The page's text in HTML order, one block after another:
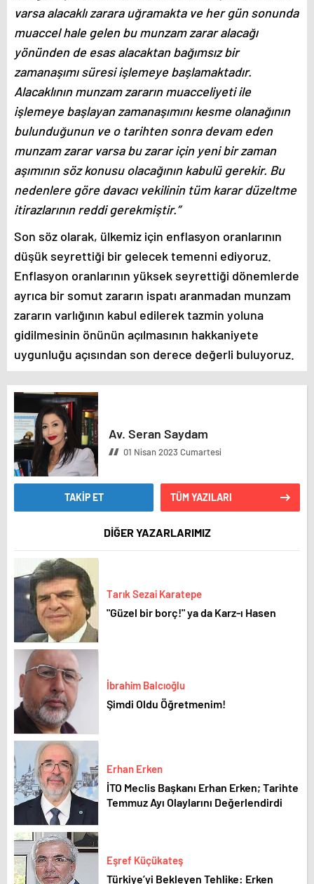
Av. Seran Saydam
01 Nisan 2023 Cumartesi
TAKİP ET TÜM YAZILARI
DİĞER YAZARLARIMIZ
Tarık Sezai Karatepe
"Güzel bir borç!" ya da Karz-ı Hasen
İbrahim Balcıoğlu
Şimdi Oldu Öğretmenim!
Erhan Erken
İTO Meclis Başkanı Erhan Erken; Tarihte
Temmuz Ayı Olaylarını Değerlendirdi
Eşref Küçükateş
Türkiye’yi Bekleyen Tehlike: Erken
varsa alacaklı zarara uğramakta ve her gün sonunda
muaccel hale gelen bu munzam zarar alacağı
yönünden de esas alacaktan bağımsız bir
zamanaşımı süresi işlemeye başlamaktadır.
Alacaklının munzam zararın muacceliyeti ile
işlemeye başlayan zamanaşımını kesme olanağının
bulunduğunun ve o tarihten sonra devam eden
munzam zarar varsa bu zarar için yeni bir zaman
aşımının söz konusu olacağının kabulü gerekir. Bu
nedenlere göre davacı vekilinin tüm karar düzeltme
itirazlarının reddi gerekmiştir.”
Son söz olarak, ülkemiz için enflasyon oranlarının
düşük seyrettiği bir gelecek temenni ediyoruz.
Enflasyon oranlarının yüksek seyrettiği dönemlerde
ayrıca bir somut zararın ispatı aranmadan munzam
zararın varlığının kabul edilerek tazmin yoluna
gidilmesinin önünün açılmasının hakkaniyete
uygunluğu açısından son derece değerli buluyoruz.